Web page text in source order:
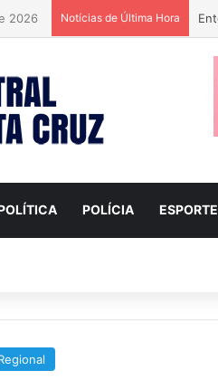
2026 Notícias de Última Hora
POLÍCIA